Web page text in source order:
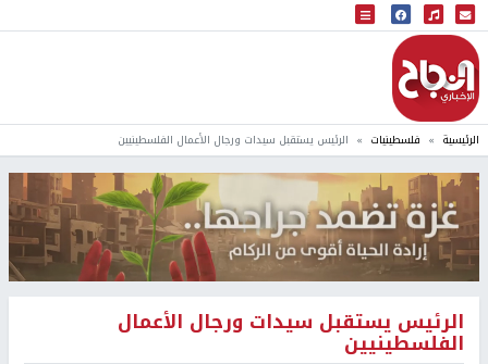
البث المباشر
إذاعة النجاح
الرئيسية فلسطينيات الرئيس يستقبل سيدات ورجال الأعمال الفلسطينيين
الرئيس يستقبل سيدات ورجال الأعمال
الفلسطينيين